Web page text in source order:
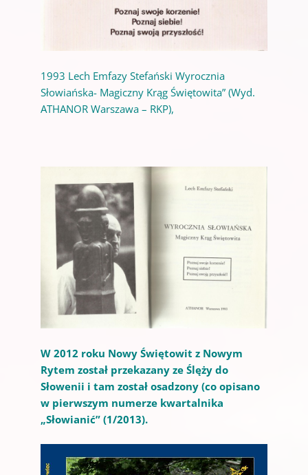
1993 Lech Emfazy Stefański Wyrocznia
Słowiańska- Magiczny Krąg Świętowita” (Wyd.
ATHANOR Warszawa – RKP),
W 2012 roku Nowy Świętowit z Nowym
Rytem został przekazany ze Ślęży do
Słowenii i tam został osadzony (co opisano
w pierwszym numerze kwartalnika
„Słowianić” (1/2013).